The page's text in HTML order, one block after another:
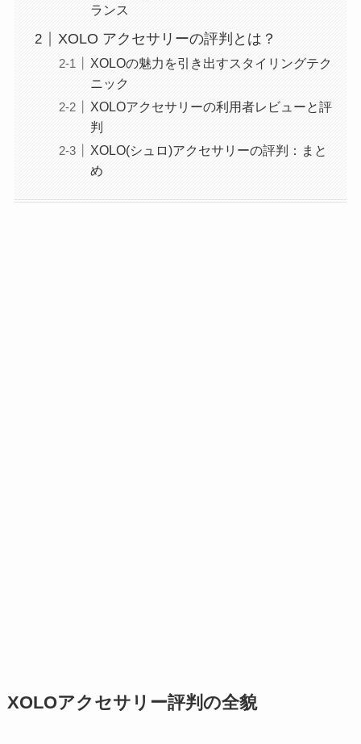
ランス
XOLO アクセサリーの評判とは？
XOLOの魅力を引き出すスタイリングテク
ニック
XOLOアクセサリーの利用者レビューと評
判
XOLO(シュロ)アクセサリーの評判：まと
め
XOLOアクセサリー評判の全貌